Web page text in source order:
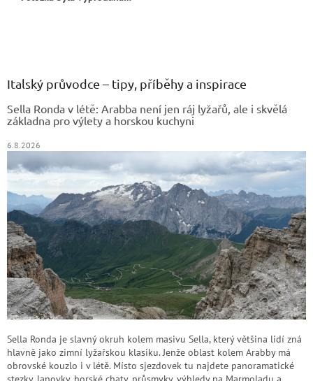
Italský průvodce – tipy, příběhy a inspirace
Sella Ronda v létě: Arabba není jen ráj lyžařů, ale i skvělá
základna pro výlety a horskou kuchyni
6.8.2026
Sella Ronda je slavný okruh kolem masivu Sella, který většina lidí zná
hlavně jako zimní lyžařskou klasiku. Jenže oblast kolem Arabby má
obrovské kouzlo i v létě. Místo sjezdovek tu najdete panoramatické